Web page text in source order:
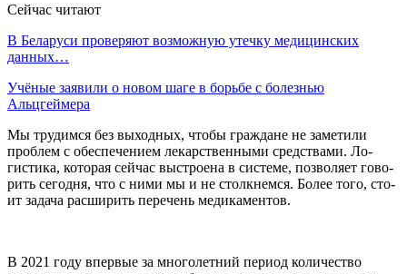
Сейчас читают
В Беларуси проверяют возможную утечку медицинских
данных…
Учёные заявили о новом шаге в борьбе с болезнью
Альцгеймера
Мы трудимся без выход­ных, чтобы граждане не заме­тили
проблем с обеспечением лекарственными средствами. Ло­
гистика, которая сейчас выстро­ена в системе, позволяет гово­
рить сегодня, что с ними мы и не столкнемся. Более того, сто­
ит задача расширить перечень медикаментов.
В 2021 году впер­вые за многолетний период ко­личество